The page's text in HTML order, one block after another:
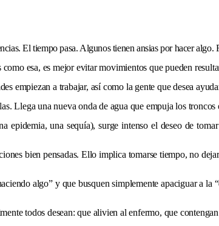
El tiempo pasa. Algunos tienen ansias por hacer
esa, es mejor evitar movimientos que pueden
empiezan a trabajar, así como la gente que desea
Llega una nueva onda de agua que empuja los
una sequía), surge intenso el deseo de
bien pensadas. Ello implica tomarse tiempo, no
algo” y que busquen simplemente apaciguar a
todos desean: que alivien al enfermo, que